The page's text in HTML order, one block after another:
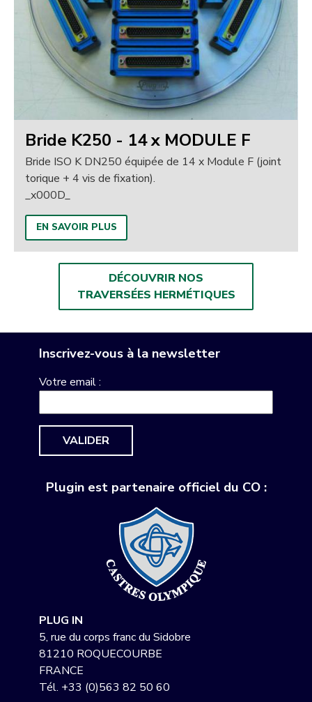
Bride K250 - 14 x MODULE F
Bride ISO K DN250 équipée de 14 x Module F (joint
torique + 4 vis de fixation).
_x000D_
EN SAVOIR PLUS
DÉCOUVRIR NOS
TRAVERSÉES HERMÉTIQUES
Inscrivez-vous à la newsletter
Votre email :
VALIDER
Plugin est partenaire officiel du CO :
PLUG IN
5, rue du corps franc du Sidobre
81210 ROQUECOURBE
FRANCE
Tél. +33 (0)563 82 50 60